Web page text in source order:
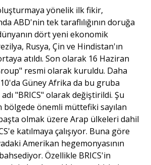
Portre
Yazarlar
Eğitim
Dosya Haber
Ankara Analiz
yönelik ilk fikir,
ABD'nin tek taraflılığının doruğa
dört yeni ekonomik
Rusya, Çin ve Hindistan'ın
atıldı. Son olarak 16 Haziran
resmi olarak kuruldu. Daha
Güney Afrika da bu gruba
"BRICS" olarak değiştirildi. Şu
bölgede önemli müttefiki sayılan
olmak üzere Arap ülkeleri dahil
katılmaya çalışıyor. Buna göre
Amerikan hegemonyasının
Özellikle BRICS'in